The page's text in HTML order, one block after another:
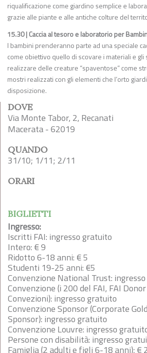
riqualificazione come giardino semplice e
grazie alle piante e alle antiche colture del
15.30 | Caccia al tesoro e laboratorio per
I bambini prenderanno parte ad una speciale
come obiettivo quello di scovare i materiali e
realizzare delle creature “spaventose” come
mostri realizzati con gli elementi che l’orto
disposizione.
DOVE
Via Monte Tabor, 2, Recanati
Macerata - 62019
QUANDO
31/10; 1/11; 2/11
ORARI
BIGLIETTI
Ingresso:
Iscritti FAI: ingresso gratuito
Intero: € 9
Ridotto 6-18 anni: € 5
Studenti 19-25 anni: €5
Convenzione National Trust:
Convenzione (i 200 del FAI, FAI
Convezioni): ingresso gratuito
Convenzione Sponsor (Corporate
Sponsor): ingresso gratuito
Convenzione Louvre: ingresso
Persone con disabilità: ingresso
Famiglia (2 adulti e figli 6-18 anni): €